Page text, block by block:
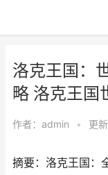
洛克王国：
略 洛克王国
作者： admin • 更
摘要：洛克王国：